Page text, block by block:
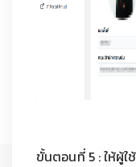
ขั้นตอนที่ 5 : ให้ผู้